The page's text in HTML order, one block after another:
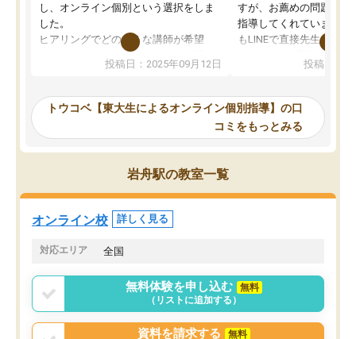
し、オンライン個別という選択をしま
した。
ヒアリングでどのような講師が希望
か、オプションは付帯するかなど選ぶ
事が出来ました。
ーティングを行い、その講師で良いか
見てから講師を決定する事ができま
す。
うちの子は、初回面談の講師の方で決
オンラインツールを使用した単語帳の
共有があり宿題もそちらで出される形
でした。
言う事で講師変更の申し出があり、あ
まりに短期での変更だった為、塾に通
う事にして退会しました。遅れも取り
戻せ、授業内容や講師の方は良かった
投稿日：2025年09月12日
すが、お薦めの問題集や
指導してくれています。
もLINEで直接先生に質問
めれるので、個人に合
いなのがあり(有料)、受
ことをどんなスケジュー
くか相談したのですが、
ち期待したものではなく
くなってきたようなので
投稿日：
トウコベ【東大生によるオンライン個別指導】の口
コミをもっとみる
岩舟駅の教室一覧
オンライン校 詳しく見る
対応エリア 全国
無料体験を申し込む
無料
（リストに追加する）
資料を請求する
無料